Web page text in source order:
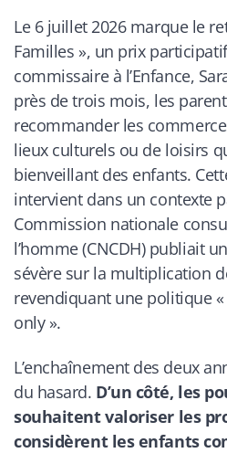
Le 6 juillet 2026 marque le
Familles », un prix
commissaire à l’Enfance,
près de trois mois, les
recommander les
lieux culturels ou de loisirs
bienveillant des enfants.
intervient dans un contexte
Commission nationale
l’homme (CNCDH) publiait
sévère sur la multiplication
revendiquant une politique
only ».
L’enchaînement des deux
du hasard. D’un côté, les
souhaitent valoriser les
considèrent les enfants